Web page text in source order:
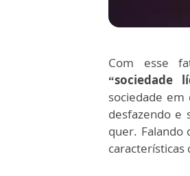
Com esse
“sociedade
sociedade em
desfazendo e
quer. Falando
características